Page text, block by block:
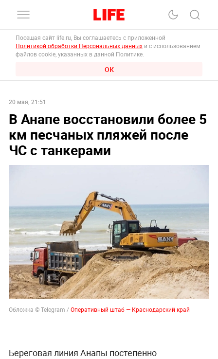
Посещая сайт life.ru, Вы соглашаетесь с приложенной
Политикой обработки Персональных данных и с использованием
файлов cookie, указанных в данной Политике.
ОК
20 мая, 21:51
В Анапе восстановили более 5
км песчаных пляжей после
ЧС с танкерами
Обложка © Telegram /Оперативный штаб — Краснодарский край
Береговая линия Анапы постепенно